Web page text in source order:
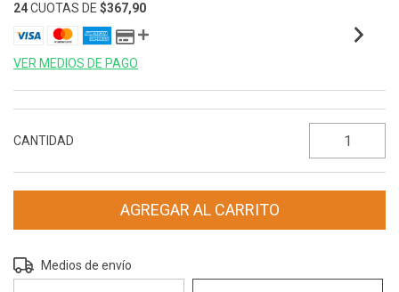
24CUOTAS DE $367,90
VER MEDIOS DE PAGO
CANTIDAD
Entregas para el CP:
Medios de envío